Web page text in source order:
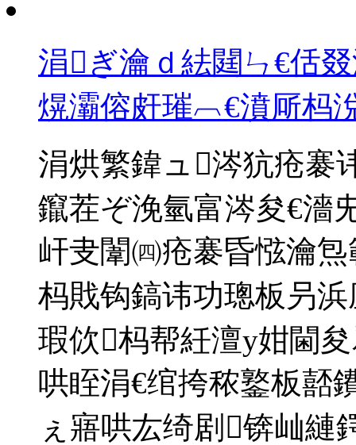
涓ぎ瀹ｄ紶閮ㄣ€佸
熀灞傛皯璀︹€濆厛杩
涓烘繁鍏ュ涔犺疮褰
鑹茬ぞ浼氫富涔夋€濇
屽叏闈㈣疮褰昏惤瀹
杩戝钩鎬讳功璁板叧
瑕佽杩帮紝澶у姏閫
哄眰涓€绾挎秾鐜板嚭
ぇ寤哄厷绮剧锛屾縺